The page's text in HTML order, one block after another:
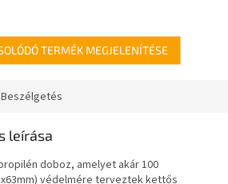
TERMÉK MEGJELENÍTÉSE
Beszélgetés
leírása
doboz, amelyet akár 100
védelmére terveztek kettős